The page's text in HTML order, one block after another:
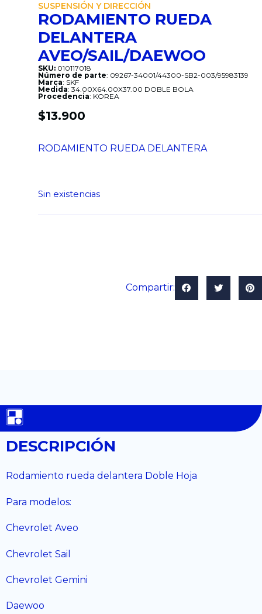
SUSPENSIÓN Y DIRECCIÓN
RODAMIENTO RUEDA
DELANTERA
AVEO/SAIL/DAEWOO
SKU: 010117018
Número de parte: 09267-34001/44300-SB2-003/95983139
Marca: SKF
Medida: 34.00X64.00X37.00 DOBLE BOLA
Procedencia: KOREA
$13.900
RODAMIENTO RUEDA DELANTERA
Sin existencias
Compartir:
DESCRIPCIÓN
Rodamiento rueda delantera Doble Hoja
Para modelos:
Chevrolet Aveo
Chevrolet Sail
Chevrolet Gemini
Daewoo